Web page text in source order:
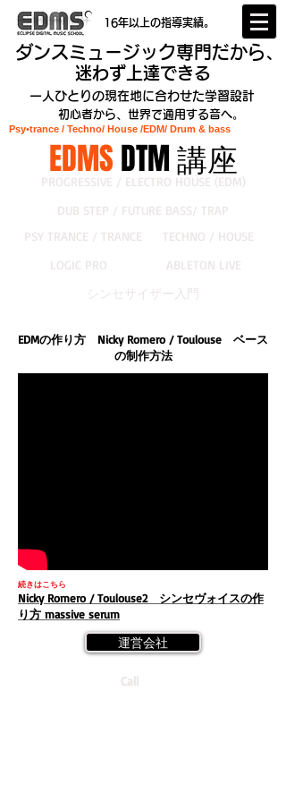
16年以上の指導実績。
ダンスミュージック専門だから、
迷わず上達できる
一人ひとりの現在地に合わせた学習設計
初心者から、世界で通用する音へ。
Psy•trance / Techno/ House /EDM/ Drum & bass
EDMS DTM 講座
PROGRESSIVE / ELECTRO HOUSE (EDM)
DUB STEP / FUTURE BASS/ TRAP
PSY TRANCE / TRANCE
TECHNO / HOUSE
LOGIC PRO
ABLETON LIVE
シンセサイザー入門
EDMの作り方 Nicky Romero / Toulouse ベース
の制作方法
続きはこちら
Nicky Romero / Toulouse2 シンセヴォイスの作
り方 massive serum
運営会社
Call